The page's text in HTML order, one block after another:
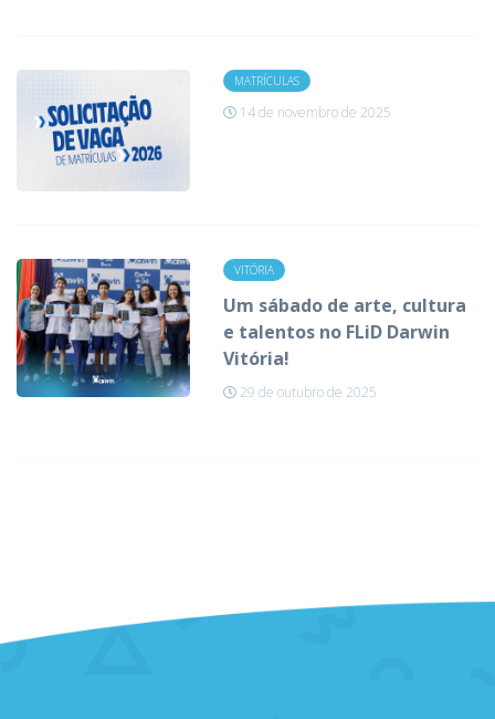
MATRÍCULAS
14 de novembro de 2025
VITÓRIA
Um sábado de arte, cultura
e talentos no FLiD Darwin
Vitória!
29 de outubro de 2025